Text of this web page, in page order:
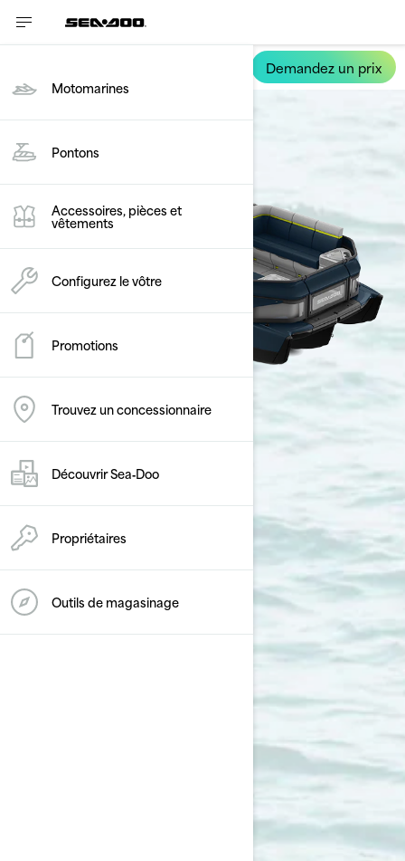
Motomarines
Pontons
Accessoires, pièces et
vêtements
Configurez le vôtre
Promotions
Trouvez un concessionnaire
Découvrir Sea‑Doo
Propriétaires
Outils de magasinage
Demandez un prix